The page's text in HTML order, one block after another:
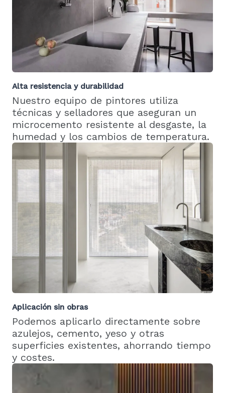
Alta resistencia y durabilidad
Nuestro equipo de pintores utiliza
técnicas y selladores que aseguran un
microcemento resistente al desgaste, la
humedad y los cambios de temperatura.
Aplicación sin obras
Podemos aplicarlo directamente sobre
azulejos, cemento, yeso y otras
superficies existentes, ahorrando tiempo
y costes.